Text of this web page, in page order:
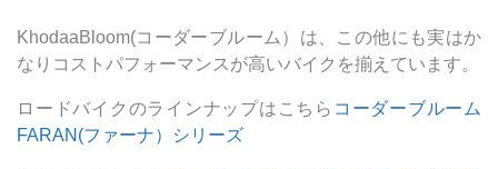
KhodaaBloom(コーダーブルーム）は、この他にも実はか
なりコストパフォーマンスが高いバイクを揃えています。
ロードバイクのラインナップはこちら コーダーブルーム
FARAN(ファーナ）シリーズ